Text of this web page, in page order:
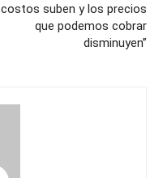
costos suben y los precios
que podemos cobrar
disminuyen”